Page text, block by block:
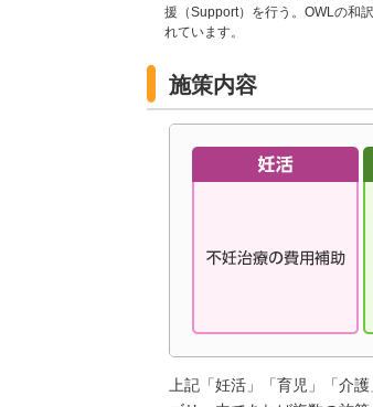
援（Support）を行う。OWLの和
れています。
施策内容
上記「妊活」「育児」「介